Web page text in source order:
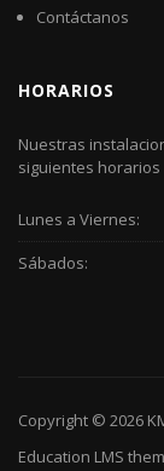
Contáctanos
HORARIOS
Nuestras
siguientes horarios
Lunes a Viernes:
Sábados:
Copyright © 2026
Education LMS